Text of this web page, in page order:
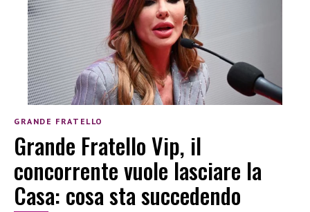
GRANDE FRATELLO
Grande Fratello Vip, il
concorrente vuole lasciare la
Casa: cosa sta succedendo